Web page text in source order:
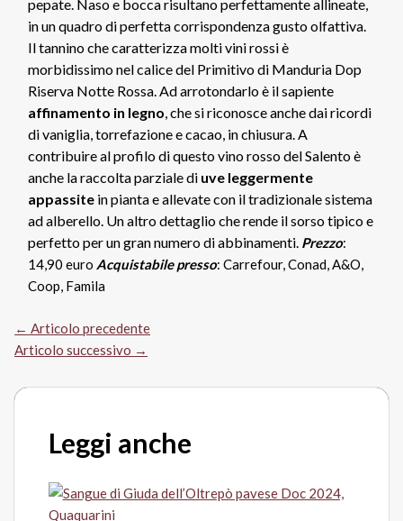
pepate. Naso e bocca risultano perfettamente allineate,
in un quadro di perfetta corrispondenza gusto olfattiva.
Il tannino che caratterizza molti vini rossi è
morbidissimo nel calice del Primitivo di Manduria Dop
Riserva Notte Rossa.Ad arrotondarlo è il sapiente
affinamento in legno, che si riconosce anche dai ricordi
di vaniglia, torrefazione e cacao, in chiusura.A
contribuire al profilo di questo vino rosso del Salento è
anche la raccolta parziale di uve leggermente
appassite in pianta e allevate con il tradizionale sistema
ad alberello. Un altro dettaglio che rende il sorso tipico e
perfetto per un gran numero di abbinamenti. Prezzo:
14,90 euro Acquistabile presso: Carrefour, Conad, A&O,
Coop, Famila
← Articolo precedente
Articolo successivo →
Leggi anche